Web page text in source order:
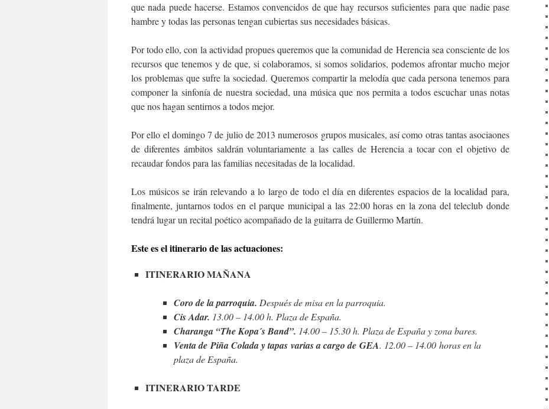
que nada puede hacerse. Estamos convencidos de que hay recursos suficientes para que nadie pase
hambre y todas las personas tengan cubiertas sus necesidades básicas.
Por todo ello, con la actividad propues queremos que la comunidad de Herencia sea consciente de los
recursos que tenemos y de que, si colaboramos, si somos solidarios, podemos afrontar mucho mejor
los problemas que sufre la sociedad. Queremos compartir la melodía que cada persona tenemos para
componer la sinfonía de nuestra sociedad, una música que nos permita a todos escuchar unas notas
que nos hagan sentirnos a todos mejor.
Por ello el domingo 7 de julio de 2013 numerosos grupos musicales, así como otras tantas asociaones
de diferentes ámbitos saldrán voluntariamente a las calles de Herencia a tocar con el objetivo de
recaudar fondos para las familias necesitadas de la localidad.
Los músicos se irán relevando a lo largo de todo el día en diferentes espacios de la localidad para,
finalmente, juntarnos todos en el parque municipal a las 22:00 horas en la zona del teleclub donde
tendrá lugar un recital poético acompañado de la guitarra de Guillermo Martín.
Este es el itinerario de las actuaciones:
ITINERARIO MAÑANA
Coro de la parroquia. Después de misa en la parroquia.
Cis Adar. 13.00 – 14.00 h. Plaza de España.
Charanga “The Kopa´s Band”. 14.00 – 15.30 h. Plaza de España y zona bares.
Venta de Piña Colada y tapas varias a cargo de GEA. 12.00 – 14.00 horas en la
plaza de España.
ITINERARIO TARDE